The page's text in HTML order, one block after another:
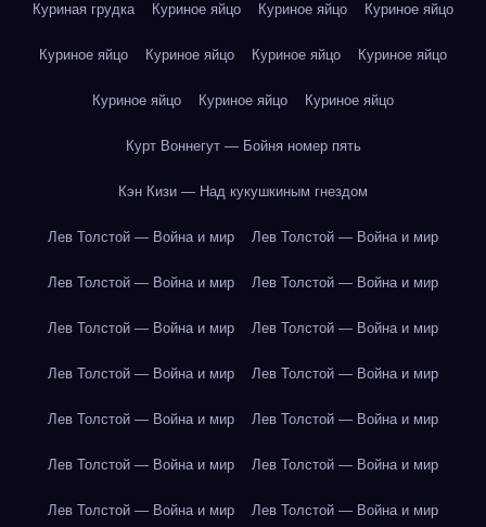
Куриная грудка Куриное яйцо Куриное яйцо Куриное яйцо
Куриное яйцо Куриное яйцо Куриное яйцо Куриное яйцо
Куриное яйцо Куриное яйцо Куриное яйцо
Курт Воннегут — Бойня номер пять
Кэн Кизи — Над кукушкиным гнездом
Лев Толстой — Война и мир Лев Толстой — Война и мир
Лев Толстой — Война и мир Лев Толстой — Война и мир
Лев Толстой — Война и мир Лев Толстой — Война и мир
Лев Толстой — Война и мир Лев Толстой — Война и мир
Лев Толстой — Война и мир Лев Толстой — Война и мир
Лев Толстой — Война и мир Лев Толстой — Война и мир
Лев Толстой — Война и мир Лев Толстой — Война и мир